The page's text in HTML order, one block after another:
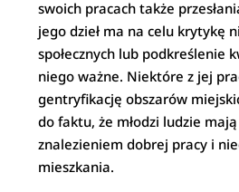
swoich pracach także
jego dzieł ma na celu krytykę
społecznych lub podkreślenie
niego ważne. Niektóre z jej
gentryfikację obszarów
do faktu, że młodzi ludzie
znalezieniem dobrej pracy i
mieszkania.